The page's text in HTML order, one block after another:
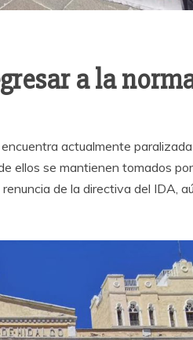
a la
actualmente
ellos se mantienen tomados
de la directiva del IDA,